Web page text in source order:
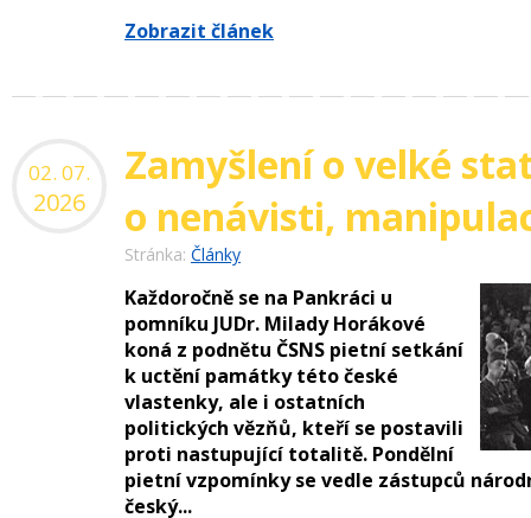
Zobrazit článek
02. 07.
2026
Zamyšlení o velké
o nenávisti,
Stránka: Články
Každoročně se na Pankráci u
pomníku JUDr. Milady Horákové
koná z podnětu ČSNS pietní setkání
k uctění památky této české
vlastenky, ale i ostatních
politických vězňů, kteří se postavili
proti nastupující totalitě. Pondělní
pietní vzpomínky se vedle zástupců
český...